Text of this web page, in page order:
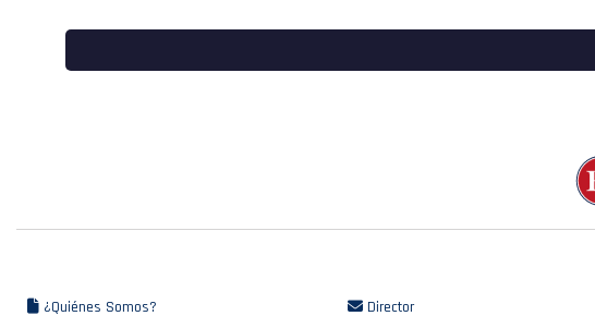
¿Quiénes Somos? Director